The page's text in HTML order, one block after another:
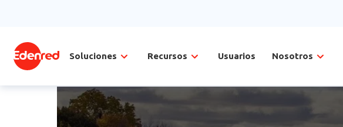
Soluciones Recursos Usuarios Nosotros